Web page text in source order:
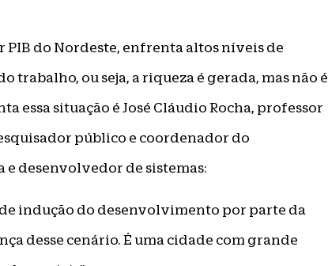
PIB do Nordeste, enfrenta altos níveis de
ou seja, a riqueza é gerada, mas não é
situação é José Cláudio Rocha, professor
público e coordenador do
e desenvolvedor de sistemas:
indução do desenvolvimento por parte da
desse cenário. É uma cidade com grande